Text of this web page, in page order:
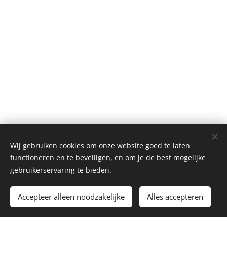
Toevoegen aan de winkelwagen
Wij gebruiken cookies om onze website goed te laten
functioneren en te beveiligen, en om je de best mogelijke
gebruikerservaring te bieden.
Accepteer alleen noodzakelijke Alles accepteren